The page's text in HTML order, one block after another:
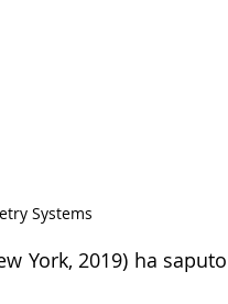
Systems
York, 2019) ha saputo